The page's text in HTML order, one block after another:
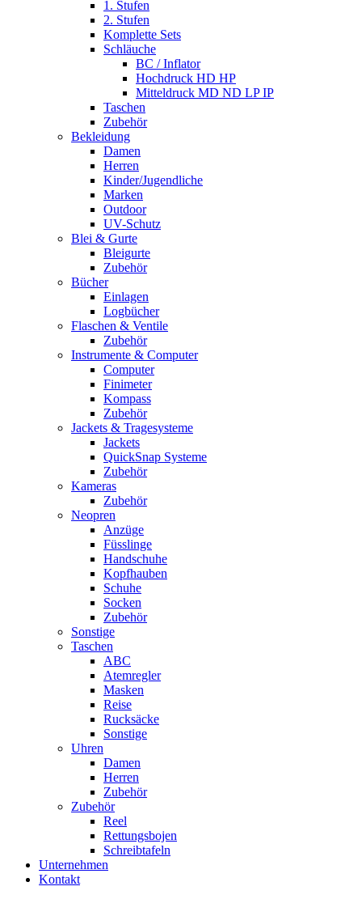
1. Stufen
2. Stufen
Komplette Sets
Schläuche
BC / Inflator
Hochdruck HD HP
Mitteldruck MD ND LP IP
Taschen
Zubehör
Bekleidung
Damen
Herren
Kinder/Jugendliche
Marken
Outdoor
UV-Schutz
Blei & Gurte
Bleigurte
Zubehör
Bücher
Einlagen
Logbücher
Flaschen & Ventile
Zubehör
Instrumente & Computer
Computer
Finimeter
Kompass
Zubehör
Jackets & Tragesysteme
Jackets
QuickSnap Systeme
Zubehör
Kameras
Zubehör
Neopren
Anzüge
Füsslinge
Handschuhe
Kopfhauben
Schuhe
Socken
Zubehör
Sonstige
Taschen
ABC
Atemregler
Masken
Reise
Rucksäcke
Sonstige
Uhren
Damen
Herren
Zubehör
Zubehör
Reel
Rettungsbojen
Schreibtafeln
Unternehmen
Kontakt